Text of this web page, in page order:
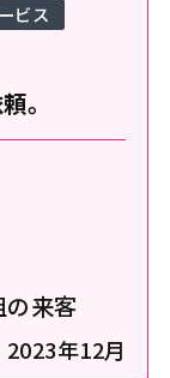
。
来客
2023年12月
ビス